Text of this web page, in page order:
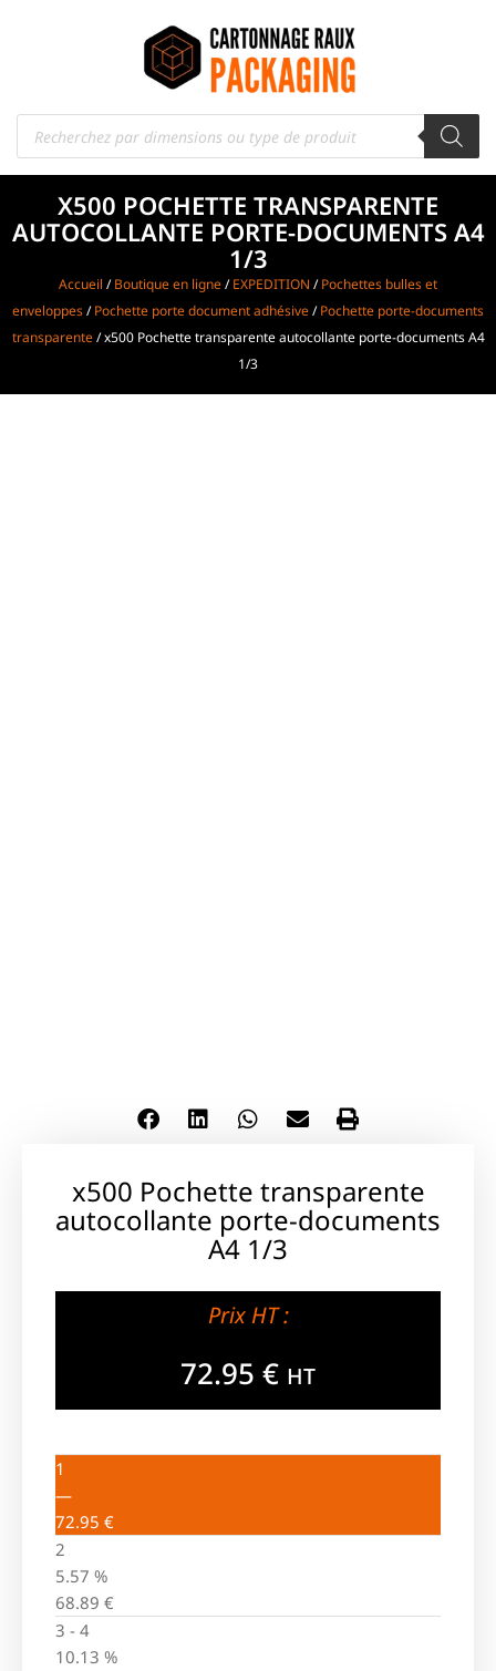
X500 POCHETTE TRANSPARENTE
AUTOCOLLANTE PORTE-DOCUMENTS A4
1/3
Accueil /Boutique en ligne/EXPEDITION /Pochettes bulles et
enveloppes/Pochette porte document adhésive/Pochette porte-documents
transparente/ x500 Pochette transparente autocollante porte-documents A4
1/3
x500 Pochette transparente
autocollante porte-documents
A4 1/3
Prix HT :
72.95 € HT
1
—
72.95 €
2
5.57 %
68.89 €
3 - 4
10.13 %